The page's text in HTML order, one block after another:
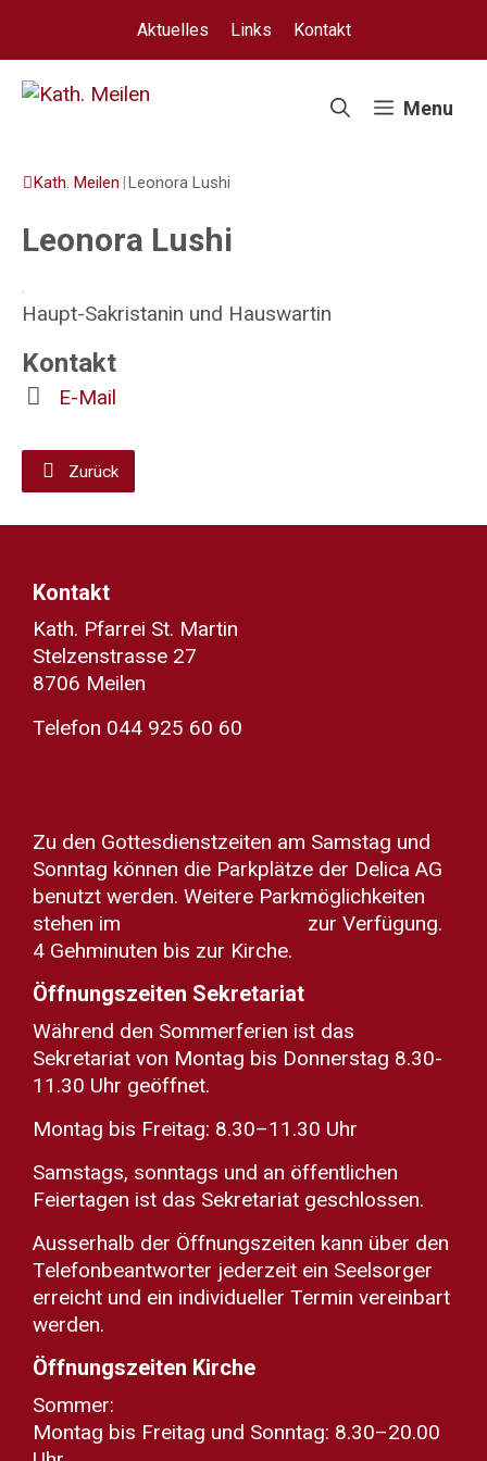
Inhalt
Aktuelles Links Kontakt
Menu
Kath. Meilen |Leonora Lushi
Leonora Lushi
Haupt-Sakristanin und Hauswartin
Kontakt
E-Mail
Zurück
Kontakt
Kath. Pfarrei St. Martin
Stelzenstrasse 27
8706 Meilen
Telefon 044 925 60 60
Zu den Gottesdienstzeiten am Samstag und
Sonntag können die Parkplätze der Delica AG
benutzt werden. Weitere Parkmöglichkeiten
stehen im
zur Verfügung.
4 Gehminuten bis zur Kirche.
Öffnungszeiten Sekretariat
Während den Sommerferien ist das
Sekretariat von Montag bis Donnerstag 8.30-
11.30 Uhr geöffnet.
Montag bis Freitag: 8.30–11.30 Uhr
Samstags, sonntags und an öffentlichen
Feiertagen ist das Sekretariat geschlossen.
Ausserhalb der Öffnungszeiten kann über den
Telefonbeantworter jederzeit ein Seelsorger
erreicht und ein individueller Termin vereinbart
werden.
Öffnungszeiten Kirche
Sommer:
Montag bis Freitag und Sonntag: 8.30–20.00